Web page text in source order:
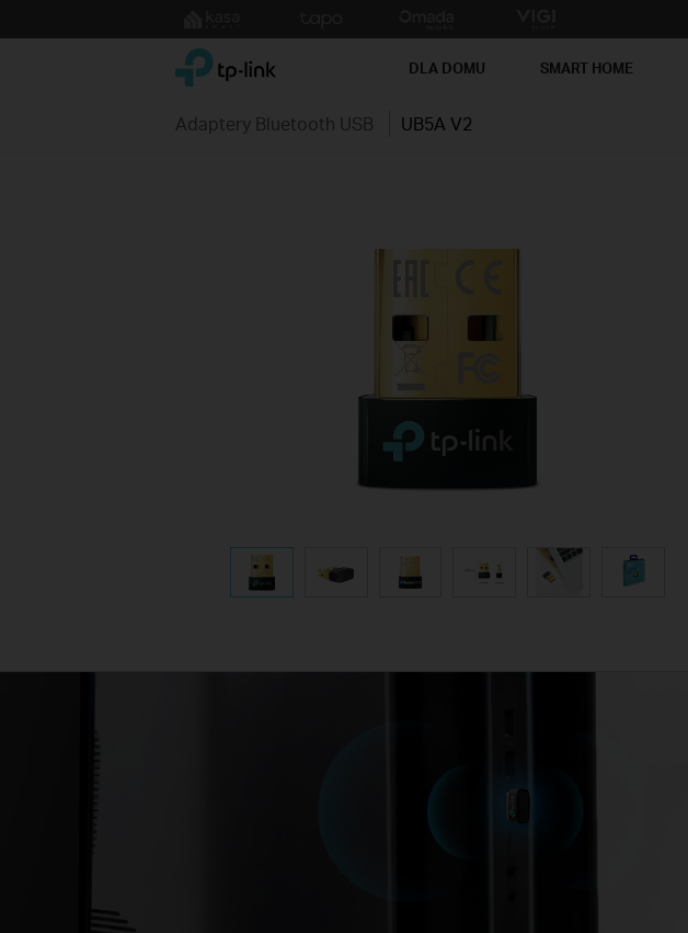
to
TP-Link, Reliably Smart DLA DOMU SMART HOME
Adaptery Bluetooth USB UB5A V2